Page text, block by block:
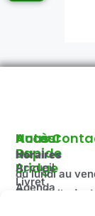
Autour
Du
Bridge
Livret
d'accueil
Accès
Rapide
Accueil
Agenda
Nous
Horaires
du lundi au
Fermé